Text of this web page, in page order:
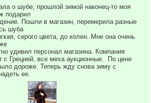
о шубе, прошлой зимой наконец-то моя
подарил
Пошли в магазин, перемерила разные
шуба
серого цвета, до колен. Мне она очень
удивил персонал магазина. Компания
с Грецией, все меха аукционные. По цене
дороже. Теперь жду снова зиму с
ее.